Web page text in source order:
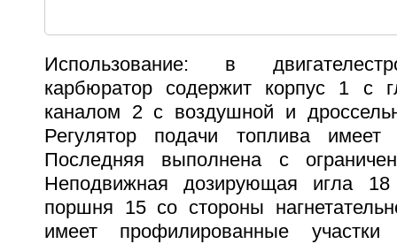
Использование: в
карбюратор содержит корпус 1 с
каналом 2 с воздушной и
Регулятор подачи топлива имеет
Последняя выполнена с
Неподвижная дозирующая игла
поршня 15 со стороны
имеет профилированные